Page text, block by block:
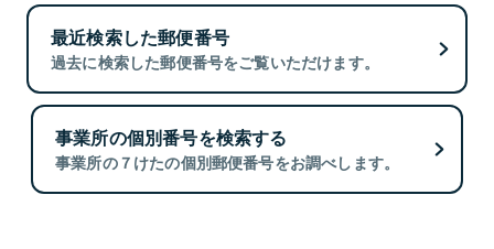
最近検索した郵便番号
過去に検索した郵便番号をご覧いただけます。
事業所の個別番号を検索する
事業所の７けたの個別郵便番号をお調べします。